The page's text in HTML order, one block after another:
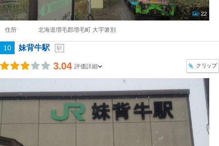
22
住所 北海道増毛郡増毛町 大字箸別
10 妹背牛駅 駅
3.04 評価詳細 クリップ